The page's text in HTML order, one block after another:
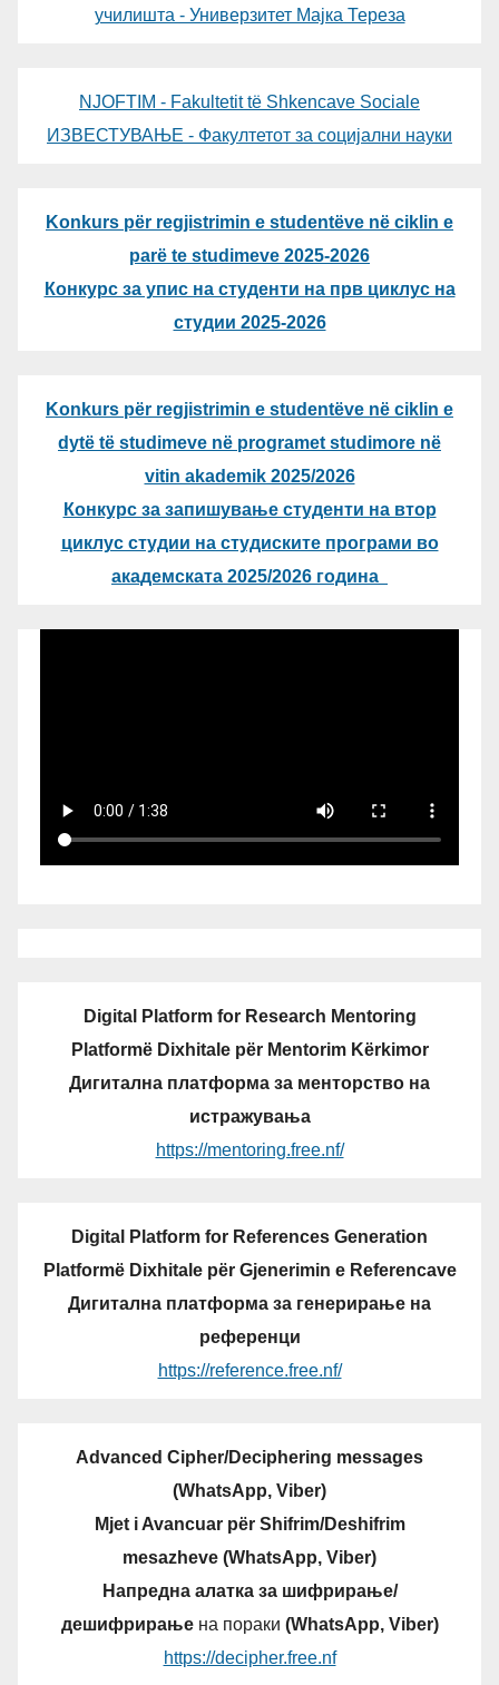
училишта - Универзитет Мајка Тереза
NJOFTIM - Fakultetit të Shkencave Sociale
ИЗВЕСТУВАЊЕ - Факултетот за социјални науки
Konkurs për regjistrimin e studentëve në ciklin e
parë te studimeve 2025-2026
Конкурс за упис на студенти на прв циклус на
студии 2025-2026
Konkurs për regjistrimin e studentëve në ciklin e
dytë të studimeve në programet studimore në
vitin akademik 2025/2026
Конкурс за запишување студенти на втор
циклус студии на студиските програми во
академската 2025/2026 година
Digital Platform for Research Mentoring
Platformë Dixhitale për Mentorim Kërkimor
Дигитална платформа за менторство на
истражувања
https://mentoring.free.nf/
Digital Platform for References Generation
Platformë Dixhitale për Gjenerimin e Referencave
Дигитална платформа за генерирање на
референци
https://reference.free.nf/
Advanced Cipher/Deciphering messages
(WhatsApp, Viber)
Mjet i Avancuar për Shifrim/Deshifrim
mesazheve (WhatsApp, Viber)
Напредна алатка за шифрирање/
дешифрирањена пораки (WhatsApp, Viber)
https://decipher.free.nf